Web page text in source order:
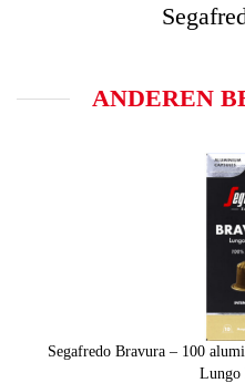
ANDEREN
Segafredo Bravura – 100
Lungo